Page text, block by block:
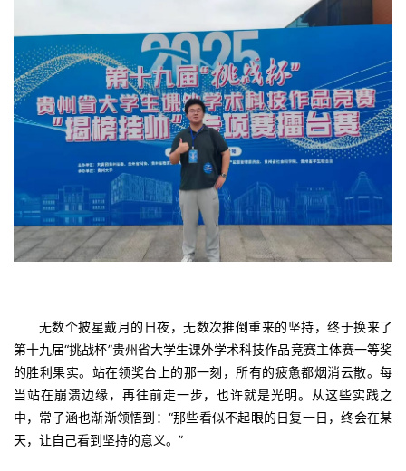
无数个披星戴月的日夜，无数次推倒重来的坚持，终于换来了
第十九届“挑战杯”贵州省大学生课外学术科技作品竞赛主体赛一等奖
的胜利果实。站在领奖台上的那一刻，所有的疲惫都烟消云散。每
当站在崩溃边缘，再往前走一步，也许就是光明。从这些实践之
中，常子涵也渐渐领悟到：“那些看似不起眼的日复一日，终会在某
天，让自己看到坚持的意义。”